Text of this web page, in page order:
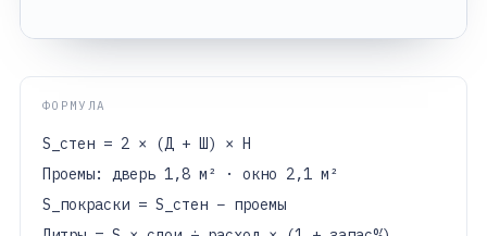
ФОРМУЛА
S_стен = 2 × (Д + Ш) × H
Проемы: дверь 1,8 м² · окно 2,1 м²
S_покраски = S_стен − проемы